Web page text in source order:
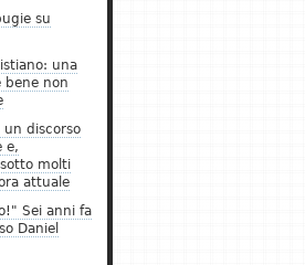
su
una
bene non
un discorso
e,
molti
attuale
Sei anni fa
Daniel